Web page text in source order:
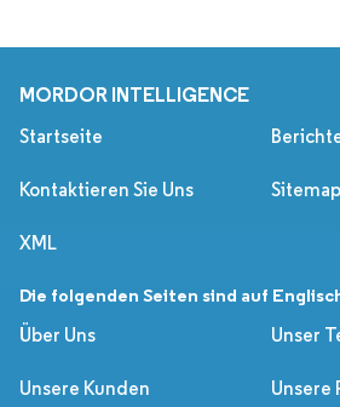
MORDOR INTELLIGENCE
Startseite
Kontaktieren Sie Uns Sitemap
XML
Die folgenden Seiten sind auf
Über Uns
Unser
Unsere Kunden Unsere